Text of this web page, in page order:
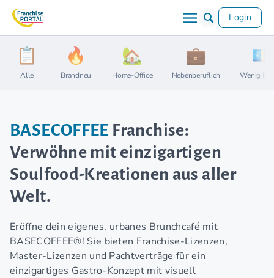
Login
Alle Brandneu Home-Office Nebenberuflich Wenig
BASECOFFEE Franchise:
Verwöhne mit einzigartigen
Soulfood-Kreationen aus aller
Welt.
Eröffne dein eigenes, urbanes Brunchcafé mit
BASECOFFEE®! Sie bieten Franchise-Lizenzen,
Master-Lizenzen und Pachtverträge für ein
einzigartiges Gastro-Konzept mit visuell